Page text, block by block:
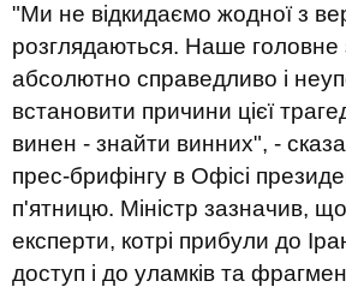
"Ми не відкидаємо жодної з
розглядаються. Наше головне
абсолютно справедливо і
встановити причини цієї
винен - знайти винних", -
прес-брифінгу в Офісі
п'ятницю. Міністр зазначив, що
експерти, котрі прибули до
доступ і до уламків та